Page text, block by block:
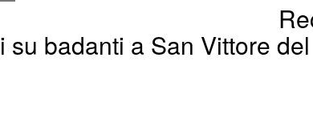
su badanti a San Vittore